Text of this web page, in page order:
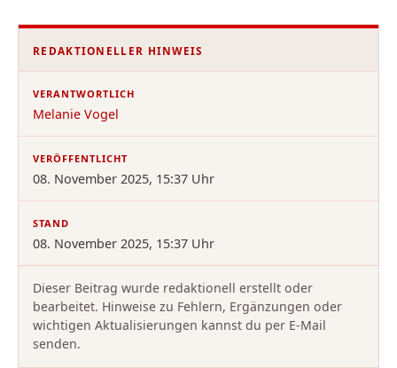
REDAKTIONELLER HINWEIS
VERANTWORTLICH
Melanie Vogel
VERÖFFENTLICHT
08. November 2025, 15:37 Uhr
STAND
08. November 2025, 15:37 Uhr
Dieser Beitrag wurde redaktionell erstellt oder
bearbeitet. Hinweise zu Fehlern, Ergänzungen oder
wichtigen Aktualisierungen kannst du per E-Mail
senden.